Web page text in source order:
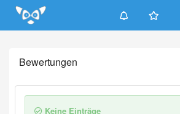
Update cookies preferences
Bewertungen
Keine Einträge